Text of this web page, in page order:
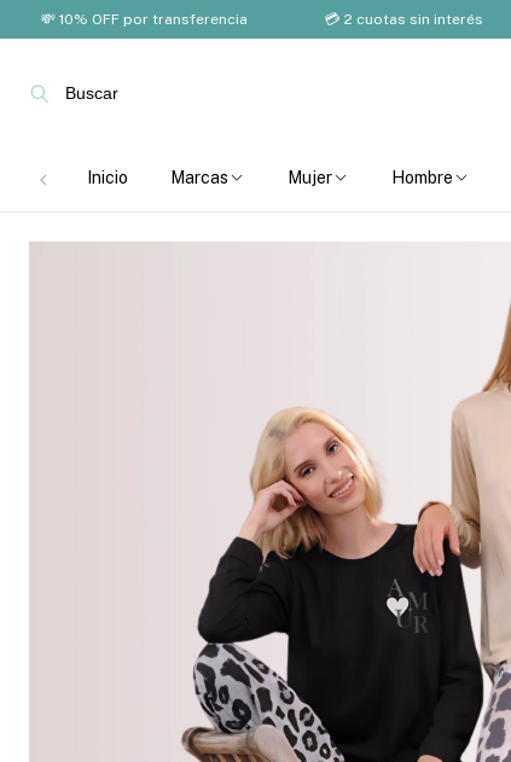
10% OFF por transferencia 💳 2 cuotas sin interés
Buscar
Inicio Marcas Mujer Hombre